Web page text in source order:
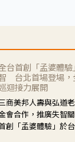
台首創「孟婆體
台北首場登場，
迴接力展開
商美邦人壽與弘道
會合作，推廣失智
創「孟婆體驗」於